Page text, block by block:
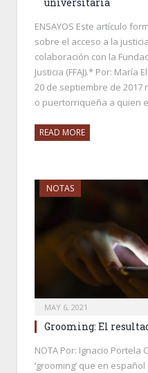
universitaria
ENSAYOS Este artículo
sobre el acceso a la
colaboración con la
Justicia (FFAJ).* Por:
20 de septiembre de
o puertorriqueña a quien
READ MORE
NOTAS
MAY 6, 2021
Grooming: El
NOTA Por: Ignacio Portela
‘grooming’ que en